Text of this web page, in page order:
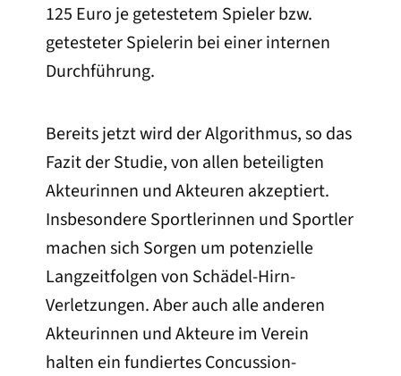
125 Euro je getestetem Spieler bzw.
getesteter Spielerin bei einer internen
Durchführung.
Bereits jetzt wird der Algorithmus, so das
Fazit der Studie, von allen beteiligten
Akteurinnen und Akteuren akzeptiert.
Insbesondere Sportlerinnen und Sportler
machen sich Sorgen um potenzielle
Langzeitfolgen von Schädel-Hirn-
Verletzungen. Aber auch alle anderen
Akteurinnen und Akteure im Verein
halten ein fundiertes Concussion-